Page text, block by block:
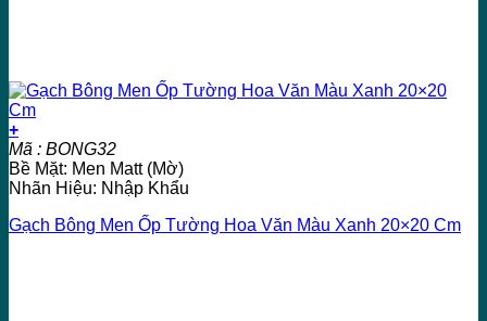
+
Mã : BONG32
Bề Mặt: Men Matt (Mờ)
Nhãn Hiệu: Nhập Khẩu
Gạch Bông Men Ốp Tường Hoa Văn Màu Xanh 20×20 Cm